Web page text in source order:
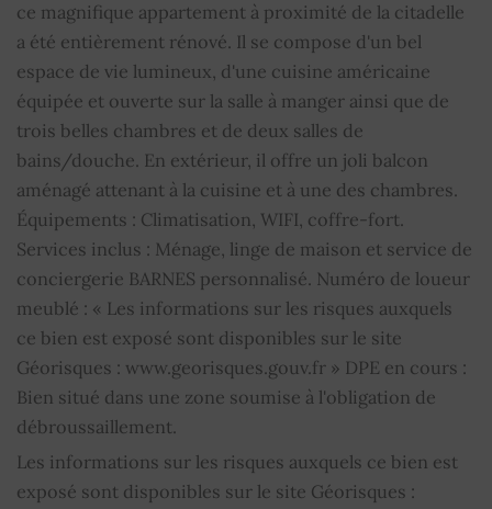
Salles de douche
TV par cable
Digicode
Internet OUI
Air conditionné OUI
Fenêtres coulissantes OUI
Stores OUI
Lave-linge
Lave-vaisselle OUI
ce magnifique appartement à proximité de la citadelle
a été entièrement rénové. Il se compose d'un bel
espace de vie lumineux, d'une cuisine américaine
équipée et ouverte sur la salle à manger ainsi que de
trois belles chambres et de deux salles de
bains/douche. En extérieur, il offre un joli balcon
aménagé attenant à la cuisine et à une des chambres.
Équipements : Climatisation, WIFI, coffre-fort.
Services inclus : Ménage, linge de maison et service de
conciergerie BARNES personnalisé. Numéro de loueur
meublé : « Les informations sur les risques auxquels
ce bien est exposé sont disponibles sur le site
Géorisques : www.georisques.gouv.fr » DPE en cours :
Bien situé dans une zone soumise à l'obligation de
débroussaillement.
Les informations sur les risques auxquels ce bien est
exposé sont disponibles sur le site Géorisques :